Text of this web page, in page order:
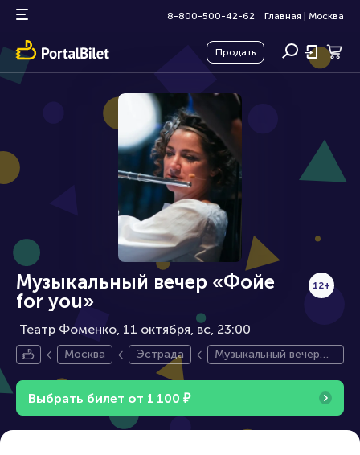
8-800-500-42-62 Главная Москва
Продать
Музыкальный вечер «Фойе
for you»
Театр Фоменко, 11 октября
12+
вс, 23:00
Москва Эстрада
Музыкальный вечер
Выбрать билет от 1 100 ₽